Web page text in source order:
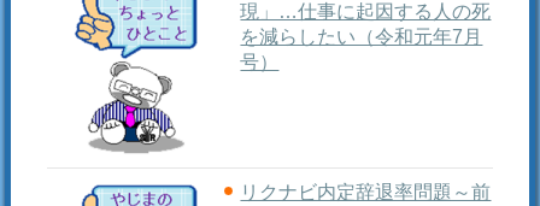
現」…仕事に起因する人の死
を減らしたい（令和元年7月
号）
リクナビ内定辞退率問題～前